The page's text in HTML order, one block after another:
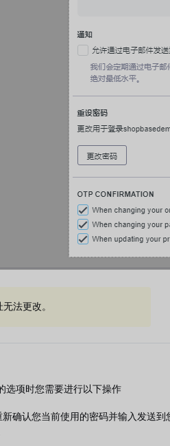
法更改。
选项时您需要进行以下操作
新确认您当前使用的密码并输入发送到